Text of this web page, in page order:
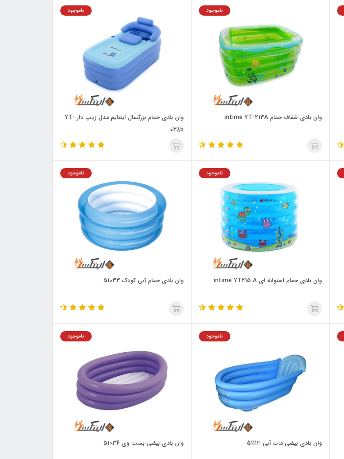
ناموجود
وان بادی شفاف حمام intime YT-213A
ناموجود
وان بادی حمام بزرگسال اینتایم مدل زیپ دار YT-
038b
ناموجود
وان بادی حمام استوانه ای intime YT215 A
ناموجود
وان بادی حمام آبی کودک 51033
ناموجود
وان بادی بیضی مات آبی 51113
ناموجود
وان بادی بیضی بست وی 51034